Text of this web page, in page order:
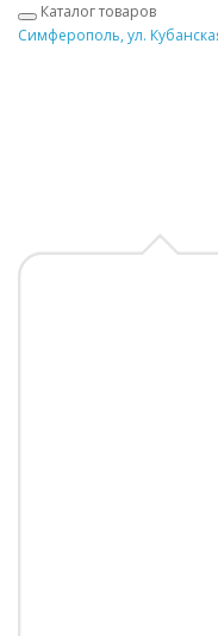
Каталог товаров
Симферополь, ул.